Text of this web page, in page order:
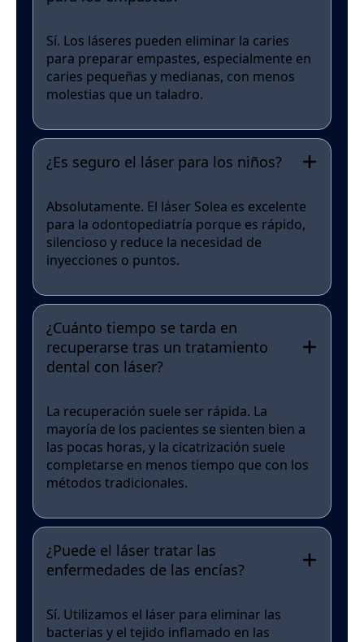
Sí. Los láseres pueden eliminar la caries
para preparar empastes, especialmente en
caries pequeñas y medianas, con menos
molestias que un taladro.
¿Es seguro el láser para los niños?
Absolutamente. El láser Solea es excelente
para la odontopediatría porque es rápido,
silencioso y reduce la necesidad de
inyecciones o puntos.
¿Cuánto tiempo se tarda en
recuperarse tras un tratamiento
dental con láser?
La recuperación suele ser rápida. La
mayoría de los pacientes se sienten bien a
las pocas horas, y la cicatrización suele
completarse en menos tiempo que con los
métodos tradicionales.
¿Puede el láser tratar las
enfermedades de las encías?
Sí. Utilizamos el láser para eliminar las
bacterias y el tejido inflamado en las